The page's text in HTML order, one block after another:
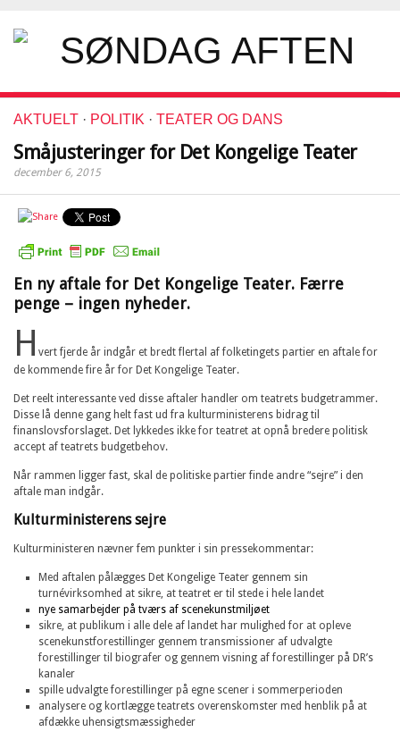
AKTUELT · POLITIK · TEATER OG DANS
Småjusteringer for Det Kongelige Teater
december 6, 2015
En ny aftale for Det Kongelige Teater. Færre
penge – ingen nyheder.
H vert fjerde år indgår et bredt flertal af folketingets partier en aftale for
de kommende fire år for Det Kongelige Teater.
Det reelt interessante ved disse aftaler handler om teatrets budgetrammer.
Disse lå denne gang helt fast ud fra kulturministerens bidrag til
finanslovsforslaget. Det lykkedes ikke for teatret at opnå bredere politisk
accept af teatrets budgetbehov.
Når rammen ligger fast, skal de politiske partier finde andre “sejre” i den
aftale man indgår.
Kulturministerens sejre
Kulturministeren nævner fem punkter i sin pressekommentar:
Med aftalen pålægges Det Kongelige Teater gennem sin
turnévirksomhed at sikre, at teatret er til stede i hele landet
nye samarbejder på tværs af scenekunstmiljøet
sikre, at publikum i alle dele af landet har mulighed for at opleve
scenekunstforestillinger gennem transmissioner af udvalgte
forestillinger til biografer og gennem visning af forestillinger på DR’s
kanaler
spille udvalgte forestillinger på egne scener i sommerperioden
analysere og kortlægge teatrets overenskomster med henblik på at
afdække uhensigtsmæssigheder